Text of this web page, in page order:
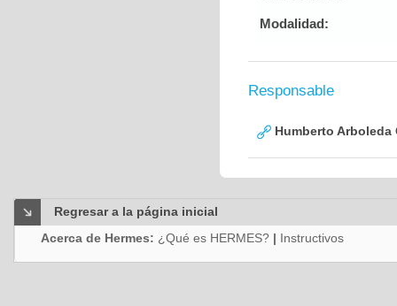
Modalidad:
Responsable
Humberto Arboleda
Regresar a la página inicial
Acerca de Hermes: ¿Qué es HERMES? | Instructivos